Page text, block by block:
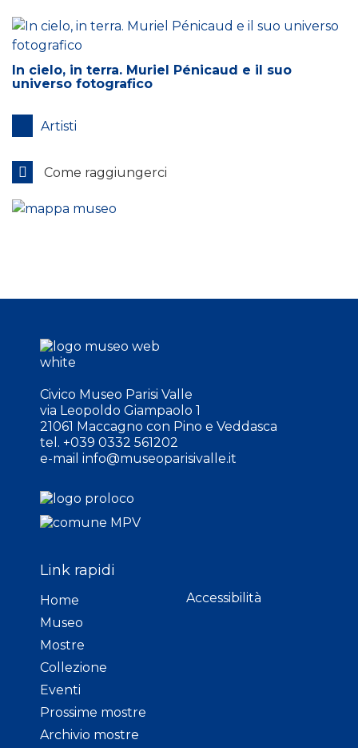
In cielo, in terra. Muriel Pénicaud e il suo
universo fotografico
Artisti
Come raggiungerci
Civico Museo Parisi Valle
via Leopoldo Giampaolo 1
21061 Maccagno con Pino e Veddasca
tel. +039 0332 561202
e-mail info@museoparisivalle.it
Link rapidi
Home
Museo
Mostre
Collezione
Eventi
Prossime mostre
Archivio mostre
Accessibilità